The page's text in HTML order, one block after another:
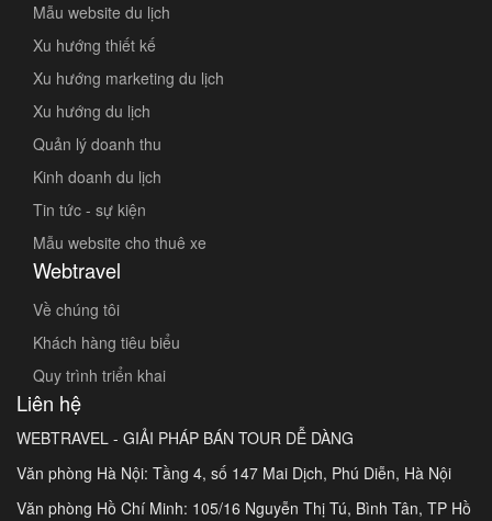
Mẫu website du lịch
Xu hướng thiết kế
Xu hướng marketing du lịch
Xu hướng du lịch
Quản lý doanh thu
Kinh doanh du lịch
Tin tức - sự kiện
Mẫu website cho thuê xe
Webtravel
Về chúng tôi
Khách hàng tiêu biểu
Quy trình triển khai
Liên hệ
WEBTRAVEL - GIẢI PHÁP BÁN TOUR DỄ DÀNG
Văn phòng Hà Nội: Tầng 4, số 147 Mai Dịch, Phú Diễn, Hà Nội
Văn phòng Hồ Chí Minh: 105/16 Nguyễn Thị Tú, Bình Tân, TP Hồ